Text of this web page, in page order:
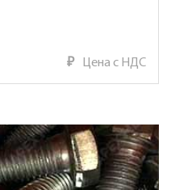
₽ Цена с НДС